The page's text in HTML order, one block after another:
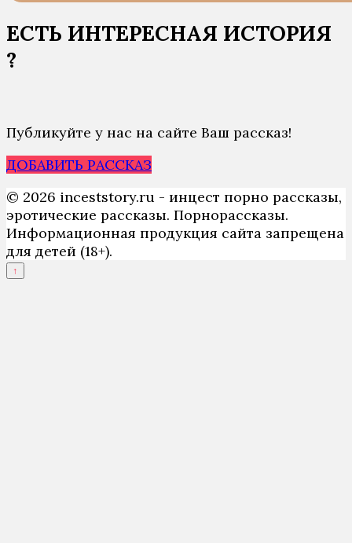
ЕСТЬ ИНТЕРЕСНАЯ ИСТОРИЯ
?
Публикуйте у нас на сайте Ваш рассказ!
ДОБАВИТЬ РАССКАЗ
© 2026 inceststory.ru - инцест порно рассказы,
эротические рассказы. Порнорассказы.
Информационная продукция сайта запрещена
для детей (18+).